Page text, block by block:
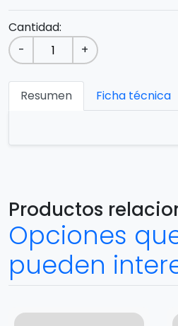
Cantidad:
-
+
Resumen Ficha técnica
Productos
Opciones
pueden